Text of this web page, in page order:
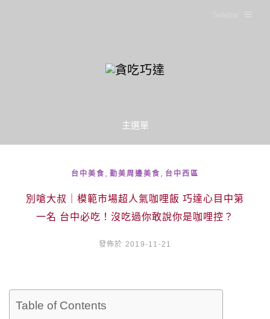
主選單
台中美食 勤美周邊美食 台中西區
別嗆大叔｜模範市場超人氣咖哩飯 巧達心目中第
一名 台中必吃！沒吃過你敢說你是咖哩控？
發佈於 2019-11-21
Table of Contents